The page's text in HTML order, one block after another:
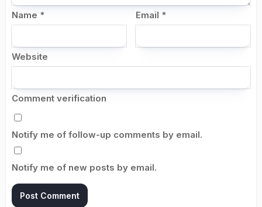
Name * Email *
Website
Comment verification
Notify me of follow-up comments by email.
Notify me of new posts by email.